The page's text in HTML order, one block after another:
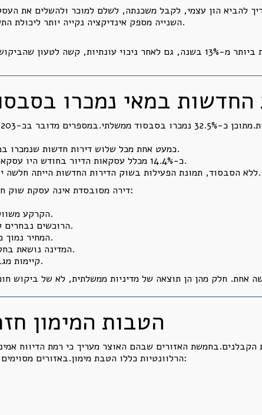
להביא הון עצמי, לקבל משכנתה, לשלם למוכר ולהשלים את
השנייה מספק אינדיקציה נקייה יותר ליכולת התשלום האמיתית של הציבור.
החדשות במאי נמכרו
כמעט אחת מכל שלוש דירות חדשות שנמכרו במאי הייתה מסובסדת.
כ-14.4% מכלל עסקאות הדיור בחודש היו עסקאות בסבסוד ממשלתי.
ללא הסבסוד, תמונת הפעילות בשוק הדירות החדשות הייתה חלשה יותר באופן משמעותי.
דירה מסובסדת אינה עסקת שוק חופשי רגילה.במקרים כאלה:
הקרקע משווקת בתנאים מיוחדים.
הרוכשים נבחרים לפי זכאות או הגרלה.
המחיר נמוך ממחיר השיווק הרגיל.
המדינה נושאת בחלק מהעלות הכלכלית.
קיימות מגבלות מכירה והחזקה.
הטבות המימון
הרלוונטיות כללו הטבת מימון.באזורים מסוימים השיעורים גבוהים בהרבה: